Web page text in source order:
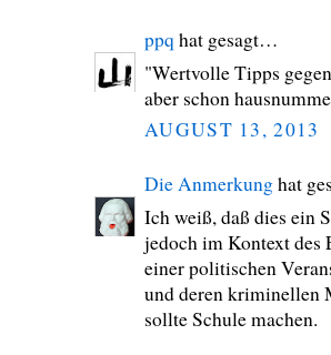
ppq hat gesagt…
"Wertvolle Tipps
aber schon
AUGUST 13, 2013
Die Anmerkunghat
Ich weiß, daß dies ein
jedoch im Kontext des
einer politischen
und deren kriminellen
sollte Schule machen.